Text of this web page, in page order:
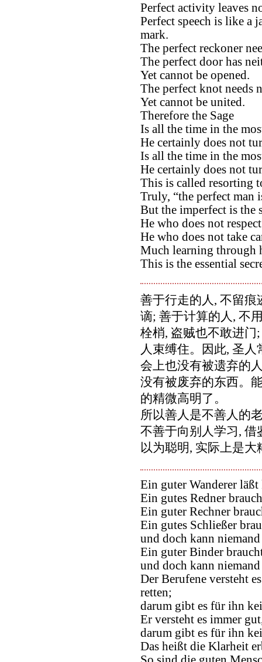
Perfect activity leaves
Perfect speech is like a
mark.
The perfect reckoner
The perfect door has
Yet cannot be opened.
The perfect knot needs
Yet cannot be united.
Therefore the Sage
Is all the time in the
He certainly does not
Is all the time in the
He certainly does not
This is called resorting
Truly, “the perfect man
But the imperfect is the
He who does not
He who does not take
Much learning through
This is the essential
善于行走的人, 不留痕
谪; 善于计算的人, 不
栓梢, 盗贼也不敢进门
人束缚住。因此, 圣
会上也没有被遗弃的
没有被废弃的东西。
的精微高明了。
所以善人是不善人的
不善于向别人学习, 借
以为聪明, 实际上是
Ein guter Wanderer
Ein gutes Redner
Ein guter Rechner
Ein gutes Schließer
und doch kann
Ein guter Binder
und doch kann
Der Berufene versteht
retten;
darum gibt es für ihn
Er versteht es immer
darum gibt es für ihn
Das heißt die Klarheit
So sind die guten